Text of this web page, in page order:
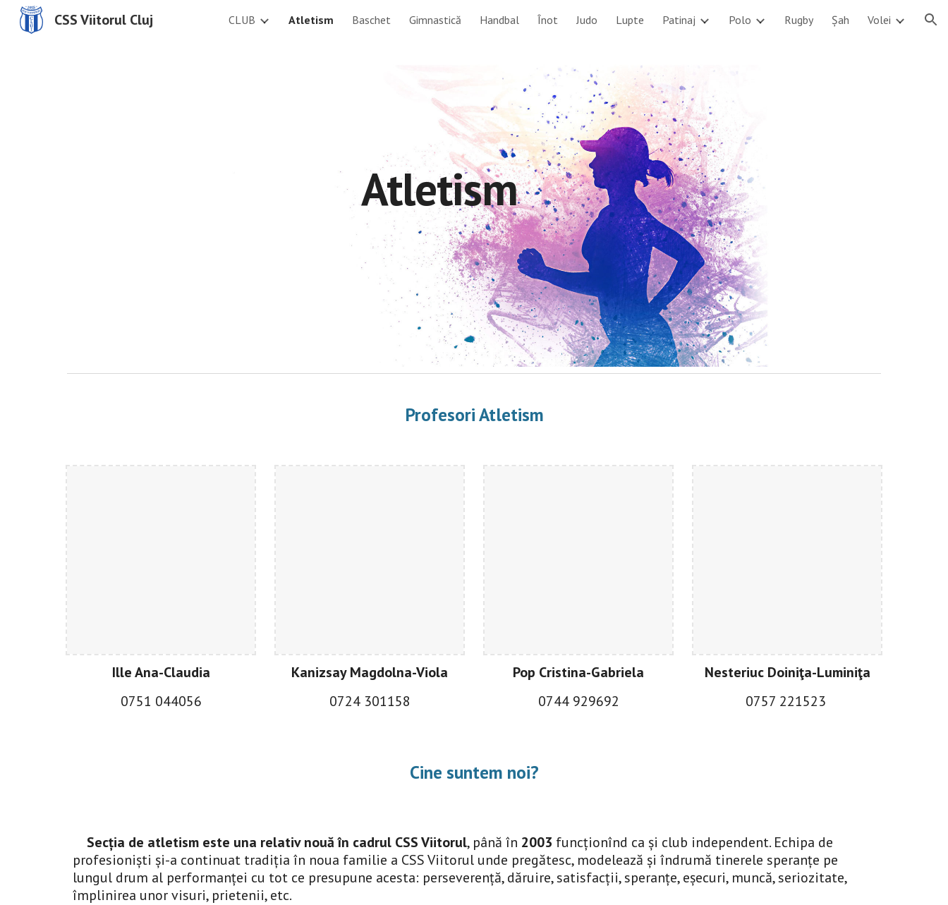
Skip to main content Skip to navigation
CSS Viitorul Cluj CLUB Atletism Baschet Gimnastică Handbal Înot Judo Lupte Patinaj Polo Rugby Șah Volei
Atletism
Profesori Atletism
Ille Ana-Claudia
0751 044056
Kanizsay Magdolna-Viola
0724 301158
Pop Cristina-Gabriela
0744 929692
Nesteriuc Doiniţa-Luminiţa
0757 221523
Cine suntem noi?
Secția de atletism este una relativ nouă în cadrul CSS Viitorul, până în 2003 funcționînd ca și club independent. Echipa de
profesioniști și-a continuat tradiția în noua familie a CSS Viitorul unde pregătesc, modelează și îndrumă tinerele speranțe pe
lungul drum al performanței cu tot ce presupune acesta: perseverență, dăruire, satisfacții, speranțe, eșecuri, muncă, seriozitate,
împlinirea unor visuri, prietenii, etc.